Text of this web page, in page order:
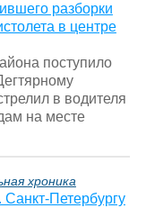
разборки
в центре
поступило
в водителя
на месте
хроника
Петербургу